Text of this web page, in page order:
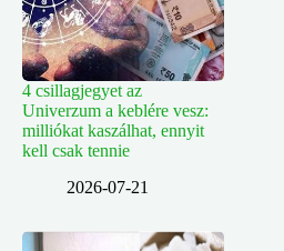
4 csillagjegyet az
Univerzum a keblére vesz:
milliókat kaszálhat, ennyit
kell csak tennie
2026-07-21